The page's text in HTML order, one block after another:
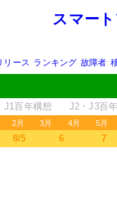
スマー
リース ランキング 故障者
J1百年構想 J2・J3百
2月 3月 4月 5月
8/5 6 7